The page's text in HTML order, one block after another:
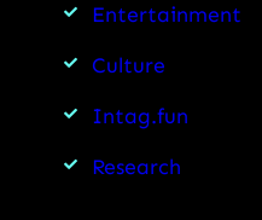
Entertainment
Culture
Intag.fun
Research